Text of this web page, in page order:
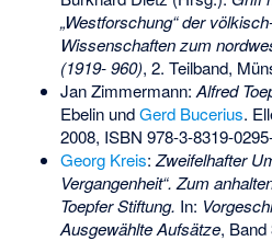
„Westforschung“ der
Wissenschaften zum
(1919- 960), 2. Teilband,
Jan Zimmermann: Alfred
Ebelin undGerd Bucerius.
2008, ISBN 978-3-8319-
Georg Kreis: Zweifelhafter
Vergangenheit“. Zum
Toepfer Stiftung. In:
Ausgewählte Aufsätze, Band